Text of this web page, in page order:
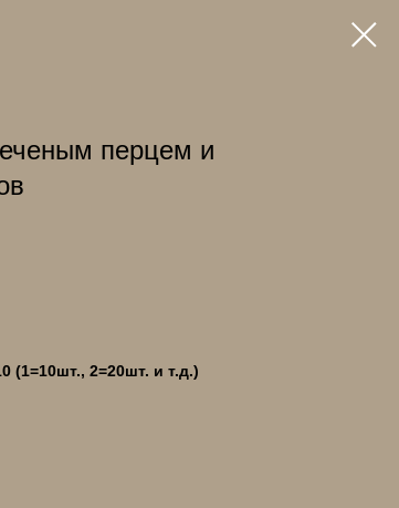
перцем и
(1=10шт., 2=20шт. и т.д.)